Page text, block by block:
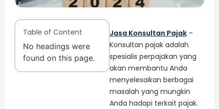
Table of Content
No headings were
found on this page.
Jasa Konsultan Pajak –
Konsultan pajak adalah
spesialis perpajakan yang
akan membantu Anda
menyelesaikan berbagai
masalah yang mungkin
Anda hadapi terkait pajak.